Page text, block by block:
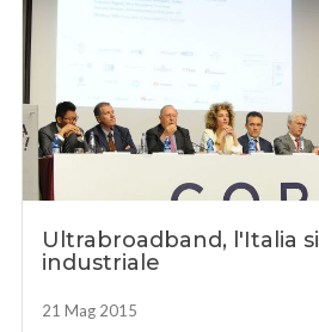
Ultrabroadband, l'Italia
industriale
21 Mag 2015